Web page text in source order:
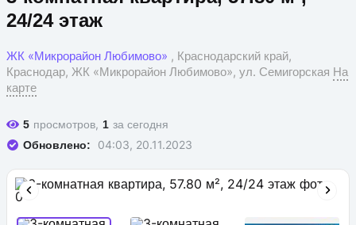
24/24 этаж
ЖК «Микрорайон Любимово» , Краснодарский край,
Краснодар, ЖК «Микрорайон Любимово», ул. Семигорская На
карте
5 просмотров, 1 за сегодня
Обновлено: 04:03, 20.11.2023